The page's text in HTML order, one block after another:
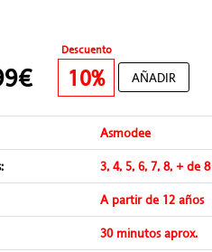
Descuento
10% AÑADIR
Asmodee
3, 4, 5, 6, 7, 8, + de 8
A partir de 12 años
30 minutos aprox.